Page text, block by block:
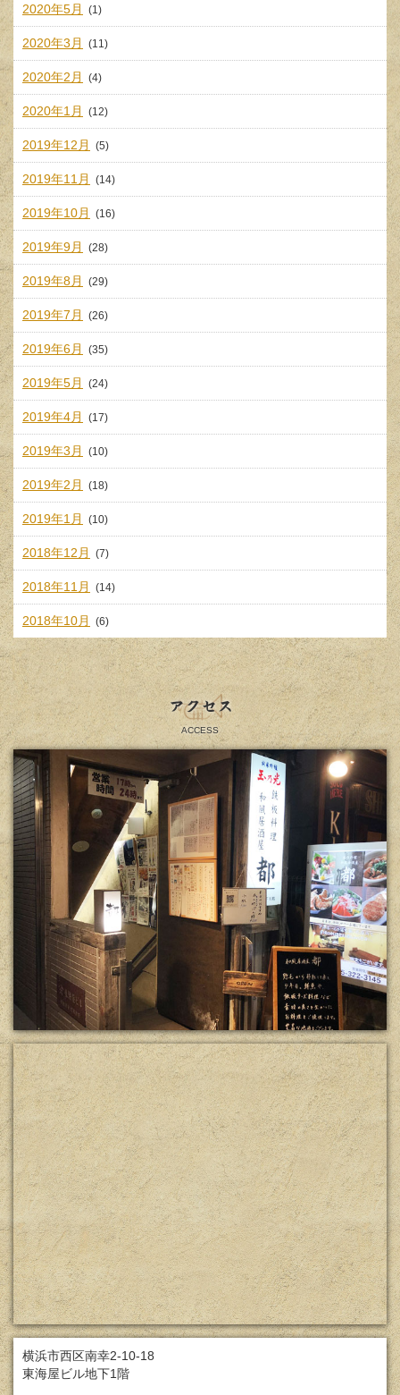
2020年5月 (1)
2020年3月 (11)
2020年2月 (4)
2020年1月 (12)
2019年12月 (5)
2019年11月 (14)
2019年10月 (16)
2019年9月 (28)
2019年8月 (29)
2019年7月 (26)
2019年6月 (35)
2019年5月 (24)
2019年4月 (17)
2019年3月 (10)
2019年2月 (18)
2019年1月 (10)
2018年12月 (7)
2018年11月 (14)
2018年10月 (6)
アクセス
ACCESS
横浜市西区南幸2-10-18
東海屋ビル地下1階